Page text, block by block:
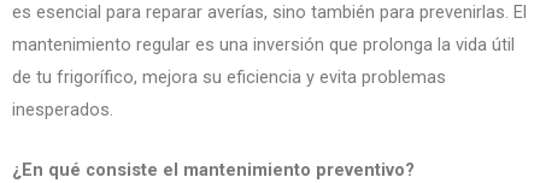
es esencial para reparar averías, sino también para prevenirlas. El
mantenimiento regular es una inversión que prolonga la vida útil
de tu frigorífico, mejora su eficiencia y evita problemas
inesperados.
¿En qué consiste el mantenimiento preventivo?